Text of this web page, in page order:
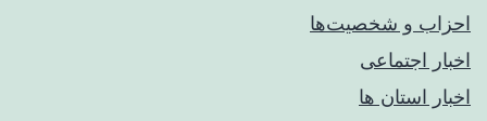
احزاب و شخصیت‌ها
اخبار اجتماعی
اخبار استان ها